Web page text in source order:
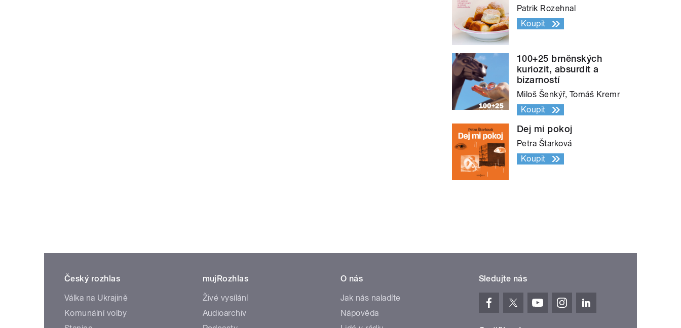
Patrik Rozehnal
Koupit
100+25 brněnských
kuriozit, absurdit a
bizarností
Miloš Šenkýř, Tomáš Kremr
Koupit
Dej mi pokoj
Petra Štarková
Koupit
Český rozhlas
Válka na Ukrajině
Komunální volby
mujRozhlas
Živé vysílání
Audioarchiv
O nás
Jak nás naladíte
Nápověda
Sledujte nás